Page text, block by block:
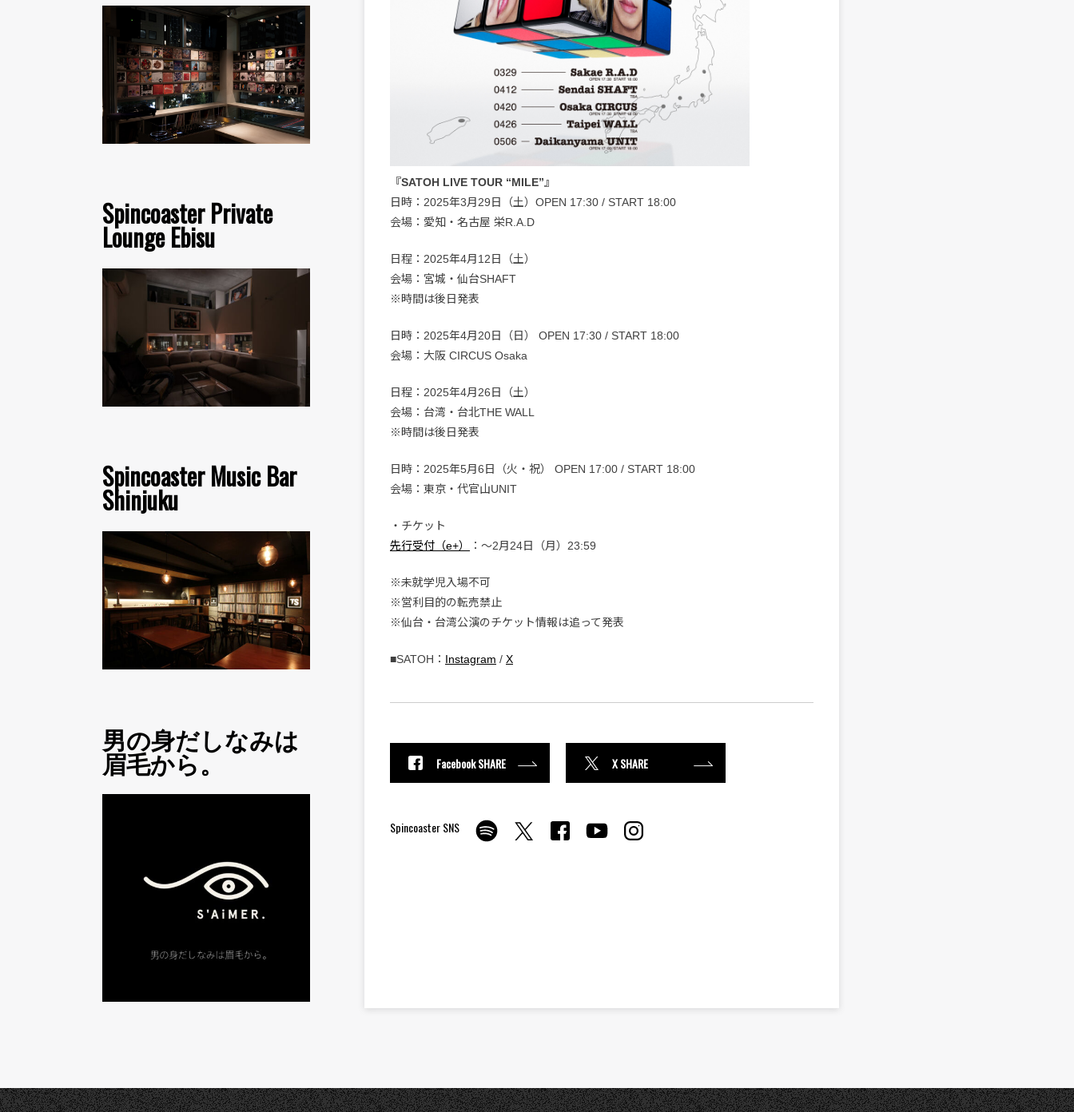
Spincoaster Private
Lounge Ebisu
Spincoaster Music Bar
Shinjuku
男の身だしなみは
眉毛から。
『SATOH LIVE TOUR “MILE”』
日時：2025年3月29日（土）OPEN 17:30 / START 18:00
会場：愛知・名古屋 栄R.A.D
日程：2025年4月12日（土）
会場：宮城・仙台SHAFT
※時間は後日発表
日時：2025年4月20日（日） OPEN 17:30 / START 18:00
会場：大阪 CIRCUS Osaka
日程：2025年4月26日（土）
会場：台湾・台北THE WALL
※時間は後日発表
日時：2025年5月6日（火・祝） OPEN 17:00 / START 18:00
会場：東京・代官山UNIT
・チケット
先行受付（e+）
：〜2月24日（月）23:59
※未就学児入場不可
※営利目的の転売禁止
※仙台・台湾公演のチケット情報は追って発表
■SATOH： Instagram / X
Facebook SHARE X SHARE
Spincoaster SNS